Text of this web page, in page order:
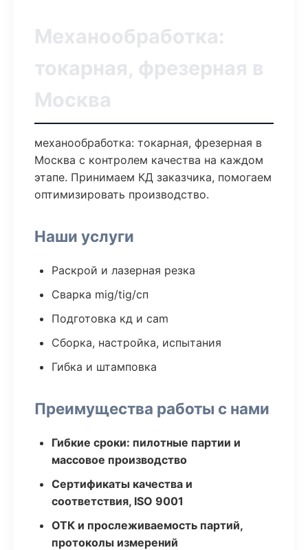
Механообработка:
токарная, фрезерная в
Москва
механообработка: токарная, фрезерная в
Москва с контролем качества на каждом
этапе. Принимаем КД заказчика, помогаем
оптимизировать производство.
Наши услуги
Раскрой и лазерная резка
Сварка mig/tig/сп
Подготовка кд и cam
Сборка, настройка, испытания
Гибка и штамповка
Преимущества работы с нами
Гибкие сроки: пилотные партии и
массовое производство
Сертификаты качества и
соответствия, ISO 9001
ОТК и прослеживаемость партий,
протоколы измерений